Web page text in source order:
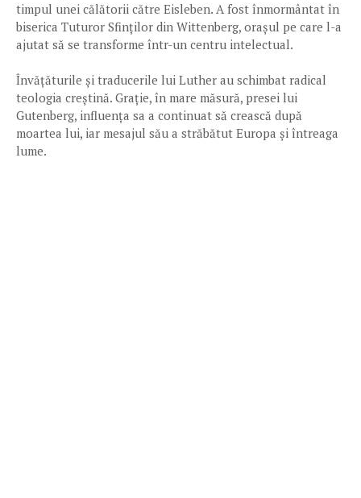
timpul unei călătorii către Eisleben. A fost înmormântat în
biserica Tuturor Sfinților din Wittenberg, orașul pe care l-a
ajutat să se transforme într-un centru intelectual.
Învățăturile și traducerile lui Luther au schimbat radical
teologia creștină. Grație, în mare măsură, presei lui
Gutenberg, influența sa a continuat să crească după
moartea lui, iar mesajul său a străbătut Europa și întreaga
lume.